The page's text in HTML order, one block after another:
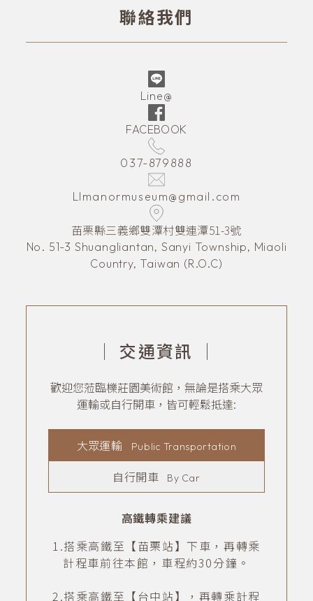
聯絡我們
Line@
FACEBOOK
037-879888
LImanormuseum@gmail.com
苗栗縣三義鄉雙潭村雙連潭51-3號
No. 51-3 Shuangliantan, Sanyi Township, Miaoli
Country, Taiwan (R.O.C)
｜ 交通資訊 ｜
歡迎您蒞臨櫟莊園美術館，無論是搭乘大眾
運輸或自行開車，皆可輕鬆抵達:
大眾運輸 Public Transportation
自行開車 By Car
高鐵轉乘建議
1.搭乘高鐵至【苗栗站】下車，再轉乘
計程車前往本館，車程約30分鐘。
2.搭乘高鐵至【台中站】，再轉乘計程